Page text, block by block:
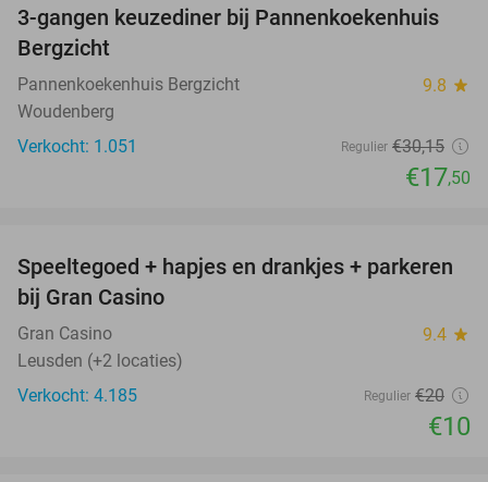
42%
3-gangen keuzediner bij Pannenkoekenhuis
Bergzicht
Pannenkoekenhuis Bergzicht 9.8 star
Woudenberg
Verkocht: 1.051
Regulier €30,15
€17,50
50%
Speeltegoed + hapjes en drankjes + parkeren
bij Gran Casino
Gran Casino 9.4 star
Leusden (+2 locaties)
Verkocht: 4.185
Regulier €20
€10